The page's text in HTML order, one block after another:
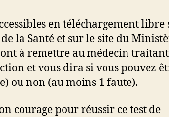
en téléchargement libre
la Santé et sur le site du
à remettre au médecin
et vous dira si vous pouvez
ou non (au moins 1 faute).
courage pour réussir ce test de